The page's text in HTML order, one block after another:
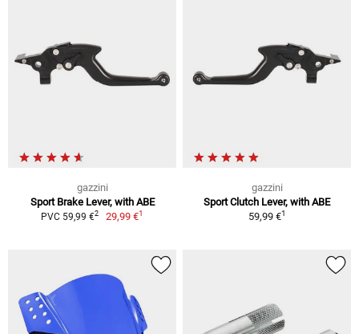
gazzini
Sport Brake Lever, with ABE
PVC 59,99 €2 29,99 €1
gazzini
Sport Clutch Lever, with ABE
59,99 €1